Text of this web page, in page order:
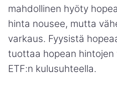
mahdollinen hyöty
hinta nousee, mutta
varkaus. Fyysistä
tuottaa hopean
ETF:n kulusuhteella.